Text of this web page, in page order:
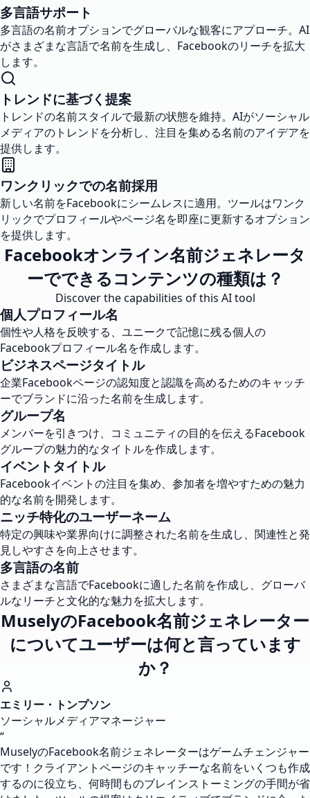
多言語サポート
多言語の名前オプションでグローバルな観客にアプローチ。AI
がさまざまな言語で名前を生成し、Facebookのリーチを拡大
します。
トレンドに基づく提案
トレンドの名前スタイルで最新の状態を維持。AIがソーシャル
メディアのトレンドを分析し、注目を集める名前のアイデアを
提供します。
ワンクリックでの名前採用
新しい名前をFacebookにシームレスに適用。ツールはワンク
リックでプロフィールやページ名を即座に更新するオプション
を提供します。
Facebookオンライン名前ジェネレータ
ーでできるコンテンツの種類は？
Discover the capabilities of this AI tool
個人プロフィール名
個性や人格を反映する、ユニークで記憶に残る個人の
Facebookプロフィール名を作成します。
ビジネスページタイトル
企業Facebookページの認知度と認識を高めるためのキャッチ
ーでブランドに沿った名前を生成します。
グループ名
メンバーを引きつけ、コミュニティの目的を伝えるFacebook
グループの魅力的なタイトルを作成します。
イベントタイトル
Facebookイベントの注目を集め、参加者を増やすための魅力
的な名前を開発します。
ニッチ特化のユーザーネーム
特定の興味や業界向けに調整された名前を生成し、関連性と発
見しやすさを向上させます。
多言語の名前
さまざまな言語でFacebookに適した名前を作成し、グローバ
ルなリーチと文化的な魅力を拡大します。
MuselyのFacebook名前ジェネレーター
についてユーザーは何と言っています
か？
エミリー・トンプソン
ソーシャルメディアマネージャー
“
MuselyのFacebook名前ジェネレーターはゲームチェンジャー
です！クライアントページのキャッチーな名前をいくつも作成
するのに役立ち、何時間ものブレインストーミングの手間が省